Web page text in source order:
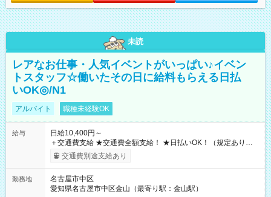
未読
レアなお仕事・人気イベントがいっぱい♪イベン
トスタッフ☆働いたその日に給料もらえる日払
いOK◎/N1
アルバイト 職種未経験OK
給与
日給10,400円～
＋交通費支給 ★交通費全額支給！ ★日払いOK！（規定あり） ┗
働いたその日に現金GET♪ お仕事後はコンビニATMから 日払
交通費別途支給あり
勤務地
名古屋市中区
愛知県名古屋市中区金山（最寄り駅：金山駅）